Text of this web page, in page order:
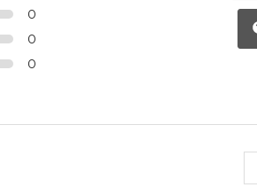
0
0
0